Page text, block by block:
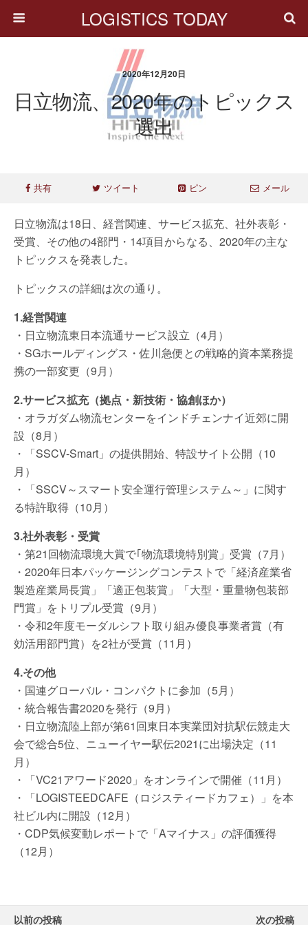
LOGISTICS TODAY
2020年12月20日
日立物流、2020年のトピックス
選出
共有 ツイート ピン メール
日立物流は18日、経営関連、サービス拡充、社外表彰・
受賞、その他の4部門・14項目からなる、2020年の主な
トピックスを発表した。
トピックスの詳細は次の通り。
1.経営関連
・日立物流東日本流通サービス設立（4月）
・SGホールディングス・佐川急便との戦略的資本業務提
携の一部変更（9月）
2.サービス拡充（拠点・新技術・協創ほか）
・オラガダム物流センターをインドチェンナイ近郊に開
設（8月）
・「SSCV-Smart」の提供開始、特設サイト公開（10
月）
・「SSCV～スマート安全運行管理システム～」に関す
る特許取得（10月）
3.社外表彰・受賞
・第21回物流環境大賞で｢物流環境特別賞」受賞（7月）
・2020年日本パッケージングコンテストで「経済産業省
製造産業局長賞」「適正包装賞」「大型・重量物包装部
門賞」をトリプル受賞（9月）
・令和2年度モーダルシフト取り組み優良事業者賞（有
効活用部門賞）を2社が受賞（11月）
4.その他
・国連グローバル・コンパクトに参加（5月）
・統合報告書2020を発行（9月）
・日立物流陸上部が第61回東日本実業団対抗駅伝競走大
会で総合5位、ニューイヤー駅伝2021に出場決定（11
月）
・「VC21アワード2020」をオンラインで開催（11月）
・「LOGISTEEDCAFE（ロジスティードカフェ）」を本
社ビル内に開設（12月）
・CDP気候変動レポートで「Aマイナス」の評価獲得
（12月）
以前の投稿 次の投稿